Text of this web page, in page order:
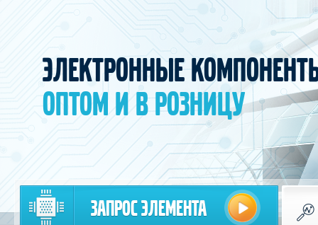
Электронные
оптом и в розницу
Запрос элемента